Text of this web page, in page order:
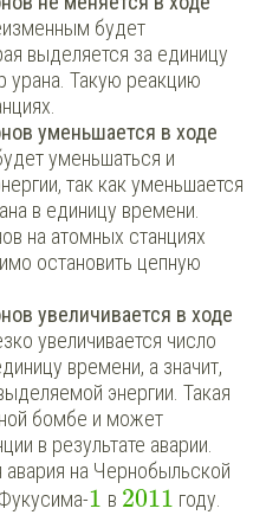
будет
выделяется за единицу
урана. Такую реакцию
уменьшается в ходе
уменьшаться и
так как уменьшается
в единицу времени.
на атомных станциях
остановить цепную
увеличивается в ходе
увеличивается число
времени, а значит,
энергии. Такая
бомбе и может
в результате аварии.
на Чернобыльской
1 в 2011 году.